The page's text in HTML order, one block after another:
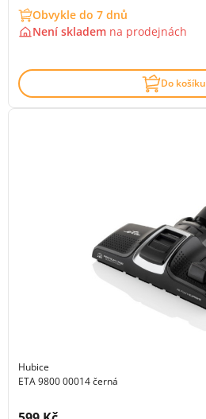
Obvykle do 7 dnů
Není skladem na prodejnách
Do košíku
Hubice
ETA 9800 00014 černá